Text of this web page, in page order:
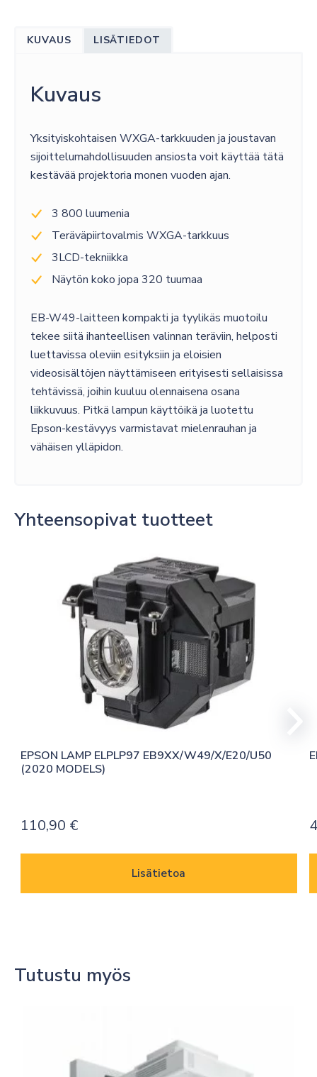
KUVAUS LISÄTIEDOT
Kuvaus
Yksityiskohtaisen WXGA-tarkkuuden ja joustavan
sijoittelumahdollisuuden ansiosta voit käyttää tätä
kestävää projektoria monen vuoden ajan.
3 800 luumenia
Teräväpiirtovalmis WXGA-tarkkuus
3LCD-tekniikka
Näytön koko jopa 320 tuumaa
EB-W49-laitteen kompakti ja tyylikäs muotoilu
tekee siitä ihanteellisen valinnan teräviin, helposti
luettavissa oleviin esityksiin ja eloisien
videosisältöjen näyttämiseen erityisesti sellaisissa
tehtävissä, joihin kuuluu olennaisena osana
liikkuvuus. Pitkä lampun käyttöikä ja luotettu
Epson-kestävyys varmistavat mielenrauhan ja
vähäisen ylläpidon.
Yhteensopivat tuotteet
EPSON LAMP ELPLP97 EB9XX/W49/X/E20/U50
(2020 MODELS)
110,90 €
Lisätietoa
Tutustu myös